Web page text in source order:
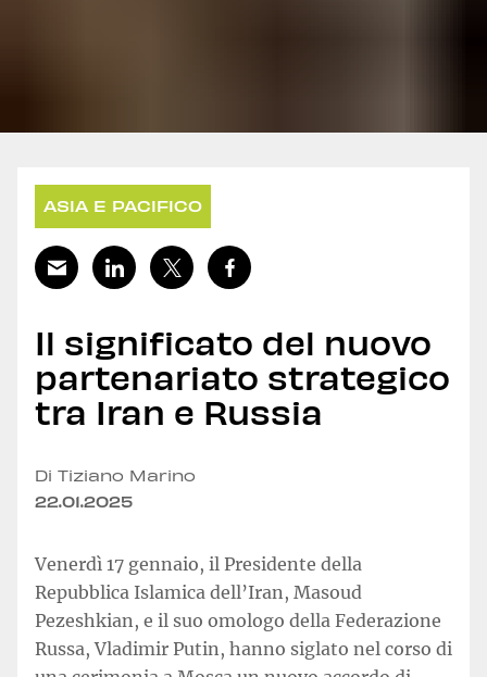
ASIA E PACIFICO
Il significato del nuovo
partenariato strategico
tra Iran e Russia
Di Tiziano Marino
22.01.2025
Venerdì 17 gennaio, il Presidente della
Repubblica Islamica dell’Iran, Masoud
Pezeshkian, e il suo omologo della Federazione
Russa, Vladimir Putin, hanno siglato nel corso di